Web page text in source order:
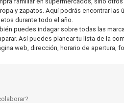
y zapatos. Aquí podrás encontrar las
durante todo el año.
puedes indagar sobre todas las
Así puedes planear tu lista de la
web, dirección, horario de